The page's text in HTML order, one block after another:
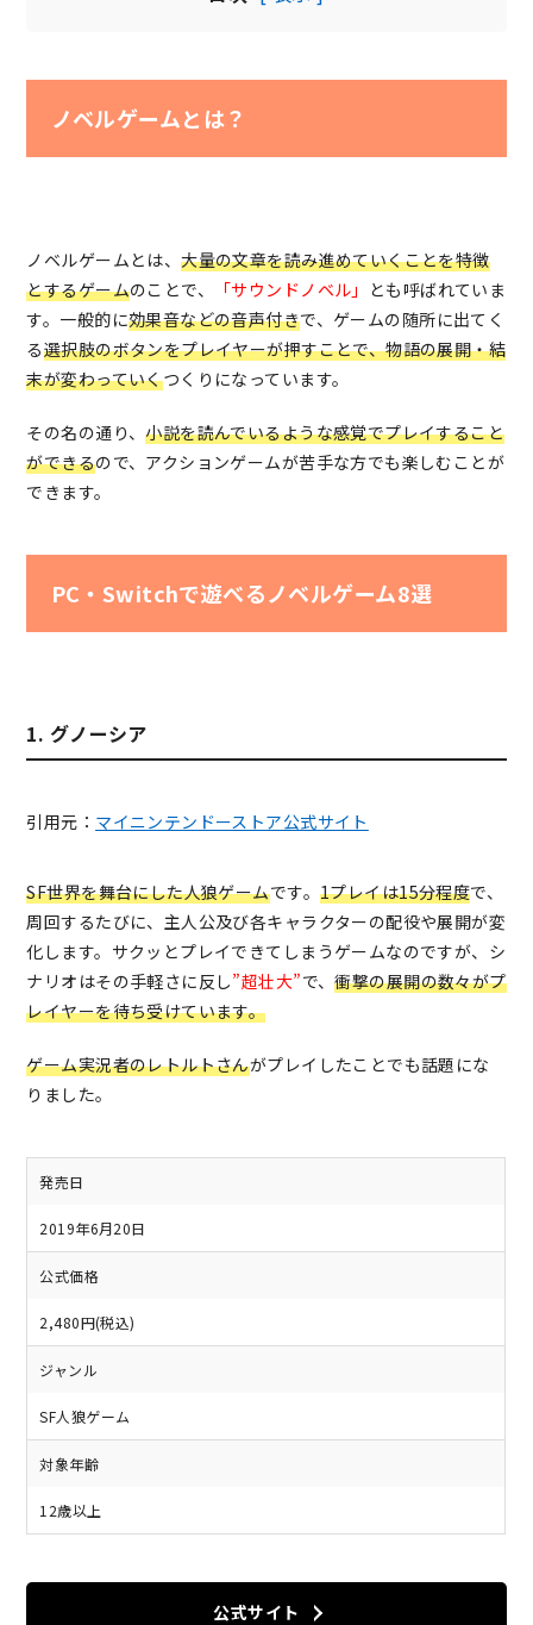
ノベルゲームとは？
ノベルゲームとは、大量の文章を読み進めていくことを特徴
とするゲームのことで、 「サウンドノベル」 とも呼ばれていま
す。一般的に効果音などの音声付きで、ゲームの随所に出てく
る選択肢のボタンをプレイヤーが押すことで、物語の展開・結
末が変わっていくつくりになっています。
その名の通り、小説を読んでいるような感覚でプレイすること
ができるので、アクションゲームが苦手な方でも楽しむことが
できます。
PC・Switchで遊べるノベルゲーム8選
1. グノーシア
引用元： マイニンテンドーストア公式サイト
SF世界を舞台にした人狼ゲームです。 1プレイは15分程度で、
周回するたびに、主人公及び各キャラクターの配役や展開が変
化します。 サクッとプレイできてしまうゲームなのですが、シ
ナリオはその手軽さに反し”超壮大”で、衝撃の展開の数々がプ
レイヤーを待ち受けています。
ゲーム実況者のレトルトさんがプレイしたことでも話題にな
りました。
発売日
2019年6月20日
公式価格
2,480円(税込)
ジャンル
SF人狼ゲーム
対象年齢
12歳以上
公式サイト